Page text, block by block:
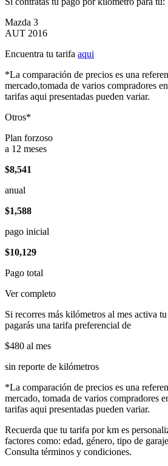
Mazda 3
AUT 2016
Encuentra tu tarifa aqui
*La comparación de precios es una
mercado,tomada de varios compradores
tarifas aqui presentadas pueden variar.
Otros*
Plan forzoso
a 12 meses
$8,541
anual
$1,588
pago inicial
$10,129
Pago total
Ver completo
Si recorres más kilómetros al mes activa
pagarás una tarifa preferencial de
$480 al mes
sin reporte de kilómetros
*La comparación de precios es una
mercado, tomada de varios compradores
tarifas aqui presentadas pueden variar.
Recuerda que tu tarifa por km es
factores como: edad, género, tipo de
Consulta términos y condiciones.